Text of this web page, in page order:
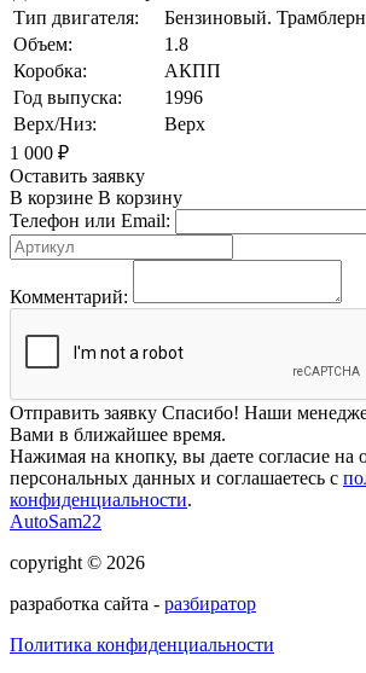
Тип двигателя:
Бензиновый.
Объем:
1.8
Коробка:
АКПП
Год выпуска:
1996
Верх/Низ:
Верх
1 000 ₽
Оставить заявку
В корзине В корзину
Телефон или Email:
Комментарий:
Отправить заявку Спасибо! Наши
Вами в ближайшее время.
Нажимая на кнопку, вы даете согласие на
персональных данных и соглашаетесь с
конфиденциальности.
AutoSam22
copyright © 2026
разработка сайта - разбиратор
Политика конфиденциальности